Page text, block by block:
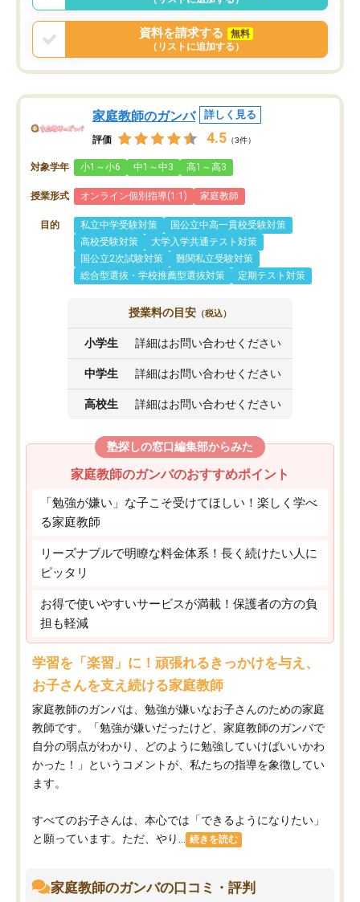
資料を請求する
無料
（リストに追加する）
家庭教師のガンバ 詳しく見る
評価 4.5 （3件）
対象学年 小1～小6 中1～中3 高1～高3
授業形式 オンライン個別指導(1:1) 家庭教師
目的 私立中学受験対策
国公立中高一貫校受験対策
高校受験対策
大学入学共通テスト対策
国公立2次試験対策
難関私立受験対策
総合型選抜・学校推薦型選抜対策
定期テスト対策
授業料の目安 （税込）
小学生 詳細はお問い合わせください
中学生 詳細はお問い合わせください
高校生 詳細はお問い合わせください
塾探しの窓口編集部からみた
家庭教師のガンバのおすすめポイント
「勉強が嫌い」な子こそ受けてほしい！楽しく学べ
る家庭教師
リーズナブルで明瞭な料金体系！長く続けたい人に
ピッタリ
お得で使いやすいサービスが満載！保護者の方の負
担も軽減
学習を「楽習」に！頑張れるきっかけを与え、
お子さんを支え続ける家庭教師
家庭教師のガンバは、勉強が嫌いなお子さんのための家庭
教師です。「勉強が嫌いだったけど、家庭教師のガンバで
自分の弱点がわかり、どのように勉強していけばいいかわ
かった！」というコメントが、私たちの指導を象徴してい
ます。
すべてのお子さんは、本心では「できるようになりたい」
と願っています。ただ、やり...
続きを読む
家庭教師のガンバの口コミ・評判